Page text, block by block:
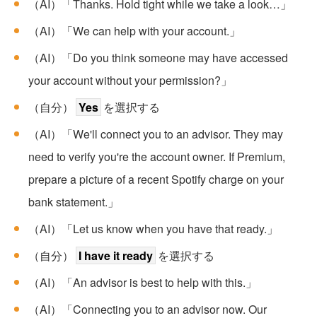
（AI）「Thanks. Hold tight while we take a look…」
（AI）「We can help with your account.」
（AI）「Do you think someone may have accessed
your account without your permission?」
（自分）
Yes を選択する
（AI）「We'll connect you to an advisor. They may
need to verify you're the account owner. If Premium,
prepare a picture of a recent Spotify charge on your
bank statement.」
（AI）「Let us know when you have that ready.」
（自分）
I have it ready を選択する
（AI）「An advisor is best to help with this.」
（AI）「Connecting you to an advisor now. Our